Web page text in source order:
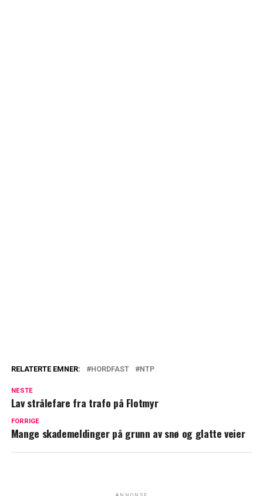
RELATERTE EMNER: HORDFAST NTP
NESTE
Lav strålefare fra trafo på Flotmyr
FORRIGE
Mange skademeldinger på grunn av snø og glatte veier